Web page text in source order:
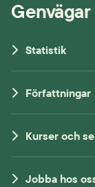
Genvägar
Statistik
Författningar
Kurser och
Jobba hos